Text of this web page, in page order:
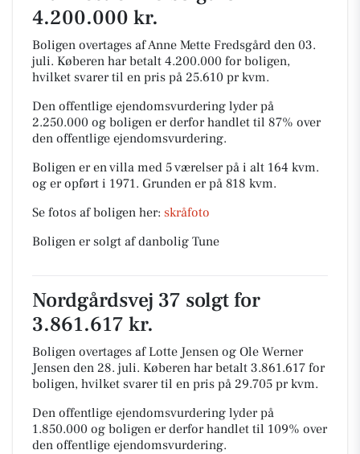
4.200.000 kr.
Boligen overtages af Anne Mette Fredsgård den 03.
juli. Køberen har betalt 4.200.000 for boligen,
hvilket svarer til en pris på 25.610 pr kvm.
Den offentlige ejendomsvurdering lyder på
2.250.000 og boligen er derfor handlet til 87% over
den offentlige ejendomsvurdering.
Boligen er en villa med 5 værelser på i alt 164 kvm.
og er opført i 1971. Grunden er på 818 kvm.
Se fotos af boligen her: skråfoto
Boligen er solgt af danbolig Tune
Nordgårdsvej 37 solgt for
3.861.617 kr.
Boligen overtages af Lotte Jensen og Ole Werner
Jensen den 28. juli. Køberen har betalt 3.861.617 for
boligen, hvilket svarer til en pris på 29.705 pr kvm.
Den offentlige ejendomsvurdering lyder på
1.850.000 og boligen er derfor handlet til 109% over
den offentlige ejendomsvurdering.